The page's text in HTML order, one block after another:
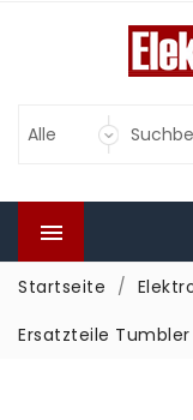

Startseite
Ersatzteile Tumbler